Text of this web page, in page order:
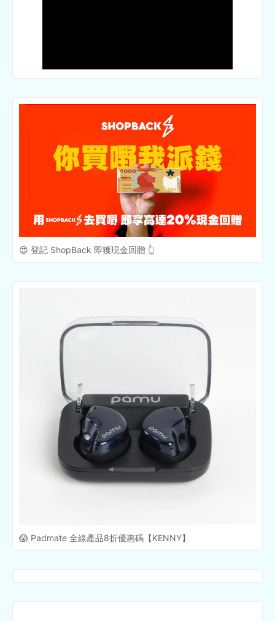
😍 登記 ShopBack 即獲現金回贈 👆
😱 Padmate 全線產品8折優惠碼【KENNY】